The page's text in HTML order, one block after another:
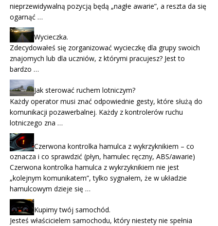
nieprzewidywalną pozycją będą „nagłe awarie”, a reszta da się
ogarnąć …
Wycieczka.
Zdecydowałeś się zorganizować wycieczkę dla grupy swoich
znajomych lub dla uczniów, z którymi pracujesz? Jest to
bardzo …
Jak sterować ruchem lotniczym?
Każdy operator musi znać odpowiednie gesty, które służą do
komunikacji pozawerbalnej. Każdy z kontrolerów ruchu
lotniczego zna …
Czerwona kontrolka hamulca z wykrzyknikiem – co
oznacza i co sprawdzić (płyn, hamulec ręczny, ABS/awarie)
Czerwona kontrolka hamulca z wykrzyknikiem nie jest
„kolejnym komunikatem”, tylko sygnałem, że w układzie
hamulcowym dzieje się …
Kupimy twój samochód.
Jesteś właścicielem samochodu, który niestety nie spełnia